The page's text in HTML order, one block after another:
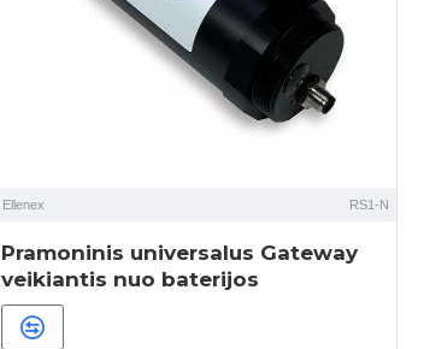
Ellenex RS1-N
Pramoninis universalus Gateway
veikiantis nuo baterijos